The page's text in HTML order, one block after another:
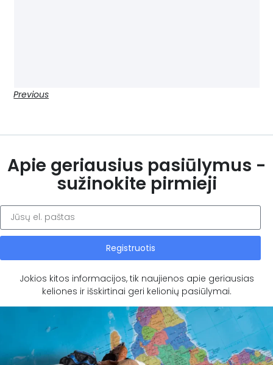
Previous
Apie geriausius pasiūlymus -
sužinokite pirmieji
Registruotis
Jokios kitos informacijos, tik naujienos apie geriausias
keliones ir išskirtinai geri kelionių pasiūlymai.